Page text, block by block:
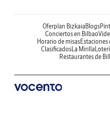
Oferplan BizkaiaBlogs
Conciertos en Bilbao
Horario de misasEstaciones
ClasificadosLa Mirilla
Restaurantes de